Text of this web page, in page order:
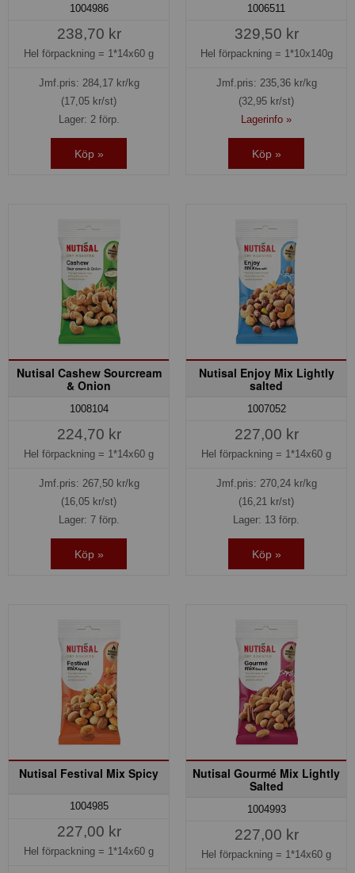
1004986
238,70 kr
Hel förpackning = 1*14x60 g
Jmf.pris: 284,17kr/kg
(17,05 kr/st)
Lager: 2 förp.
Köp »
1006511
329,50 kr
Hel förpackning = 1*10x140g
Jmf.pris: 235,36kr/kg
(32,95 kr/st)
Lagerinfo »
Köp »
Nutisal Cashew Sourcream
& Onion
1008104
224,70 kr
Hel förpackning = 1*14x60 g
Jmf.pris: 267,50kr/kg
(16,05 kr/st)
Lager: 7 förp.
Köp »
Nutisal Enjoy Mix Lightly
salted
1007052
227,00 kr
Hel förpackning = 1*14x60 g
Jmf.pris: 270,24kr/kg
(16,21 kr/st)
Lager: 13 förp.
Köp »
Nutisal Festival Mix Spicy
1004985
227,00 kr
Hel förpackning = 1*14x60 g
Nutisal Gourmé Mix Lightly
Salted
1004993
227,00 kr
Hel förpackning = 1*14x60 g